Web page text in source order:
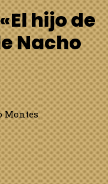
hijo de
Nacho
Montes